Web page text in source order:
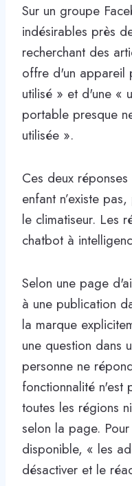
Sur un groupe
indésirables près
recherchant des
offre d'un appareil
utilisé » et d'une «
portable presque
utilisée ».
Ces deux
enfant n’existe
le climatiseur. Les
chatbot à
Selon une page
à une publication
la marque
une question dans
personne ne
fonctionnalité n'est
toutes les régions
selon la page.
disponible, « les
désactiver et le